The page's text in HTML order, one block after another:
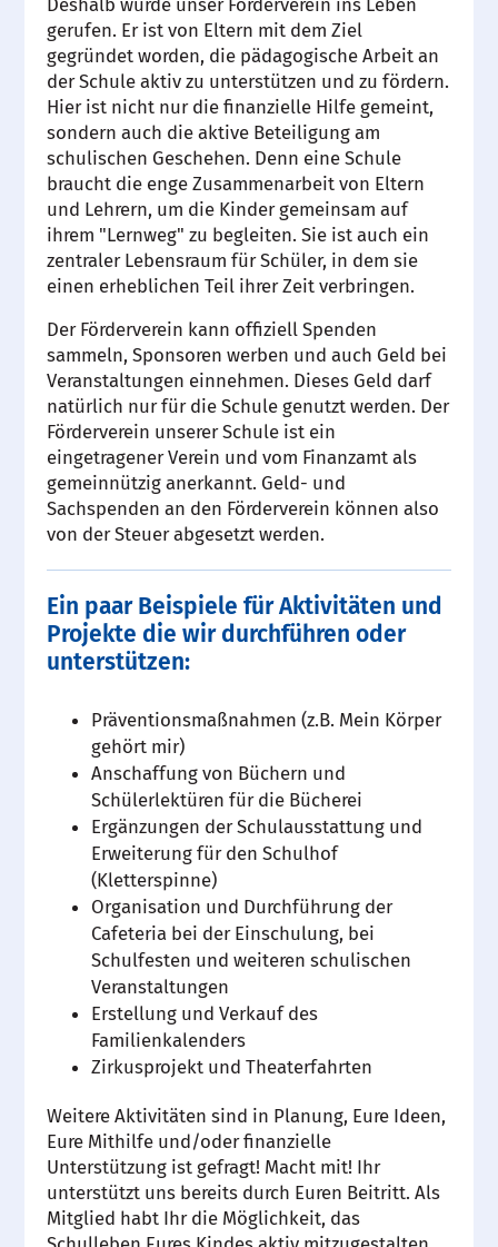
Deshalb wurde unser Förderverein ins Leben
gerufen. Er ist von Eltern mit dem Ziel
gegründet worden, die pädagogische Arbeit an
der Schule aktiv zu unterstützen und zu fördern.
Hier ist nicht nur die finanzielle Hilfe gemeint,
sondern auch die aktive Beteiligung am
schulischen Geschehen. Denn eine Schule
braucht die enge Zusammenarbeit von Eltern
und Lehrern, um die Kinder gemeinsam auf
ihrem "Lernweg" zu begleiten. Sie ist auch ein
zentraler Lebensraum für Schüler, in dem sie
einen erheblichen Teil ihrer Zeit verbringen.
Der Förderverein kann offiziell Spenden
sammeln, Sponsoren werben und auch Geld bei
Veranstaltungen einnehmen. Dieses Geld darf
natürlich nur für die Schule genutzt werden. Der
Förderverein unserer Schule ist ein
eingetragener Verein und vom Finanzamt als
gemeinnützig anerkannt. Geld- und
Sachspenden an den Förderverein können also
von der Steuer abgesetzt werden.
Ein paar Beispiele für Aktivitäten und
Projekte die wir durchführen oder
unterstützen:
Präventionsmaßnahmen (z.B. Mein Körper
gehört mir)
Anschaffung von Büchern und
Schülerlektüren für die Bücherei
Ergänzungen der Schulausstattung und
Erweiterung für den Schulhof
(Kletterspinne)
Organisation und Durchführung der
Cafeteria bei der Einschulung, bei
Schulfesten und weiteren schulischen
Veranstaltungen
Erstellung und Verkauf des
Familienkalenders
Zirkusprojekt und Theaterfahrten
Weitere Aktivitäten sind in Planung, Eure Ideen,
Eure Mithilfe und/oder finanzielle
Unterstützung ist gefragt! Macht mit! Ihr
unterstützt uns bereits durch Euren Beitritt. Als
Mitglied habt Ihr die Möglichkeit, das